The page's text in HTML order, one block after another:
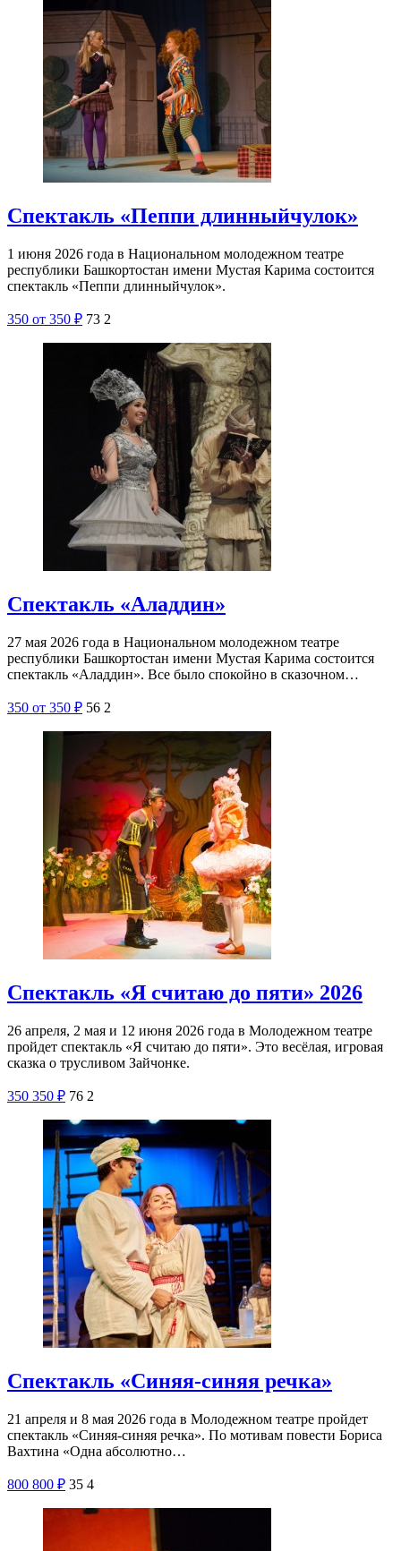
Спектакль «Пеппи длинныйчулок»
1 июня 2026 года в Национальном молодежном театре
республики Башкортостан имени Мустая Карима состоится
спектакль «Пеппи длинныйчулок».
350 от 350 ₽ 73 2
Спектакль «Аладдин»
27 мая 2026 года в Национальном молодежном театре
республики Башкортостан имени Мустая Карима состоится
спектакль «Аладдин». Все было спокойно в сказочном…
350 от 350 ₽ 56 2
Спектакль «Я считаю до пяти» 2026
26 апреля, 2 мая и 12 июня 2026 года в Молодежном театре
пройдет спектакль «Я считаю до пяти». Это весёлая, игровая
сказка о трусливом Зайчонке.
350 350 ₽ 76 2
Спектакль «Синяя-синяя речка»
21 апреля и 8 мая 2026 года в Молодежном театре пройдет
спектакль «Синяя-синяя речка». По мотивам повести Бориса
Вахтина «Одна абсолютно…
800 800 ₽ 35 4